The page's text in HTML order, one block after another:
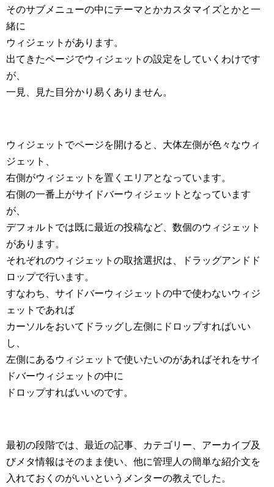
そのサブメニューの中にテーマとかカスタマイズとかと一
緒に
ウィジェットがあります。
出てきたページでウィジェットの設定をしていくわけです
が、
一見、見た目分かり易くありません。
ウィジェットでページを開けると、大体左側が色々なウィ
ジェット、
右側がウィジェットを置くエリアとなっています。
右側の一番上がサイドバーウィジェットとなっています
が、
デフォルトでは既に最近の投稿など、数個のウィジェット
があります。
それぞれのウィジェットの取捨選択は、ドラッグアンドド
ロップで行います。
すなわち、サイドバーウィジェットの中で使わないウィジ
ェットであれば
カーソルをおいてドラッグし左側にドロップすればいい
し、
左側にあるウィジェットで使いたいのがあればそれをサイ
ドバーウィジェットの中に
ドロップすればいいのです。
最初の段階では、最近の記事、カテゴリー、アーカイブ及
びメタ情報はそのまま使い、他に管理人の簡単な紹介文を
入れておくのがいいというメンターの教えでした。